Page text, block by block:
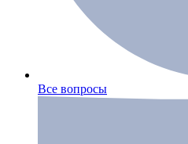
Все вопросы